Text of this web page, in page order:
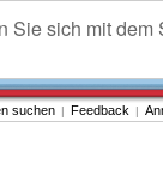
sich mit
suchen | Feedback |